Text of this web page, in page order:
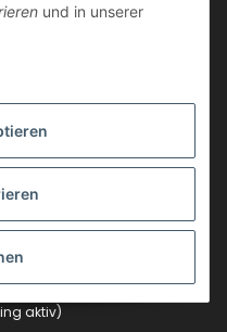
und in unserer
USt., zzgl.Versand
aktiv)